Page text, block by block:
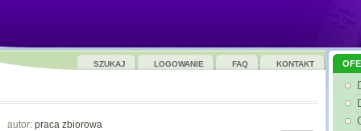
SZUKAJ LOGOWANIE FAQ KONTAKT
autor: praca zbiorowa